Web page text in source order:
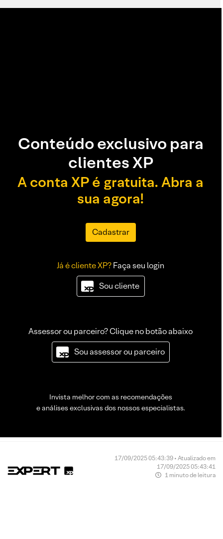
Conteúdo exclusivo para
clientes XP
A conta XP é gratuita. Abra a
sua agora!
Cadastrar
Já é cliente XP?Faça seu login
Sou cliente
Assessor ou parceiro? Clique no botão abaixo
Sou assessor ou parceiro
Invista melhor com as recomendações
e análises exclusivas dos nossos especialistas.
17/09/2025 05:43:39 • Atualizado em
17/09/2025 05:43:41
1 minuto de leitura